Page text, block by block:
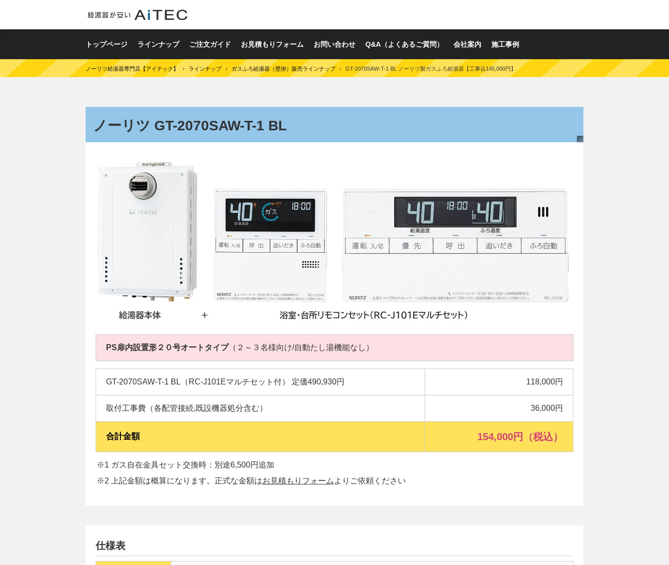
トップページ ラインナップ ご注文ガイド お見積もりフォーム お問い合わせ Q&A（よくあるご質問） 会社案内 施工事例
ノーリツ給湯器専門店【アイテック】 › ラインナップ › ガスふろ給湯器（壁掛）販売ラインナップ › GT-2070SAW-T-1 BL ノーリツ製ガスふろ給湯器【工事込145,000円】
ノーリツ GT-2070SAW-T-1 BL
PS扉内設置形２０号オートタイプ（２～３名様向け/自動たし湯機能なし）
GT-2070SAW-T-1 BL（RC-J101Eマルチセット付） 定価490,930円 118,000円
取付工事費（各配管接続,既設機器処分含む） 36,000円
合計金額 154,000円（税込）
※1 ガス自在金具セット交換時：別途6,500円追加
※2 上記金額は概算になります。正式な金額はお見積もりフォーム よりご依頼ください
仕様表